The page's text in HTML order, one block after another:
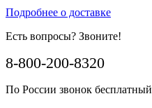
Подробнее о доставке
Есть вопросы? Звоните!
8-800-200-8320
По России звонок бесплатный